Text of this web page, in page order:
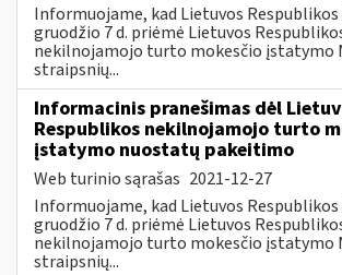
Informuojame, kad Lietuvos Respublikos
gruodžio 7 d. priėmė Lietuvos
nekilnojamojo turto mokesčio įstatymo
straipsnių...
Informacinis pranešimas dėl
Respublikos nekilnojamojo turto
įstatymo nuostatų pakeitimo
Web turinio sąrašas 2021-12-27
Informuojame, kad Lietuvos Respublikos
gruodžio 7 d. priėmė Lietuvos
nekilnojamojo turto mokesčio įstatymo
straipsnių...